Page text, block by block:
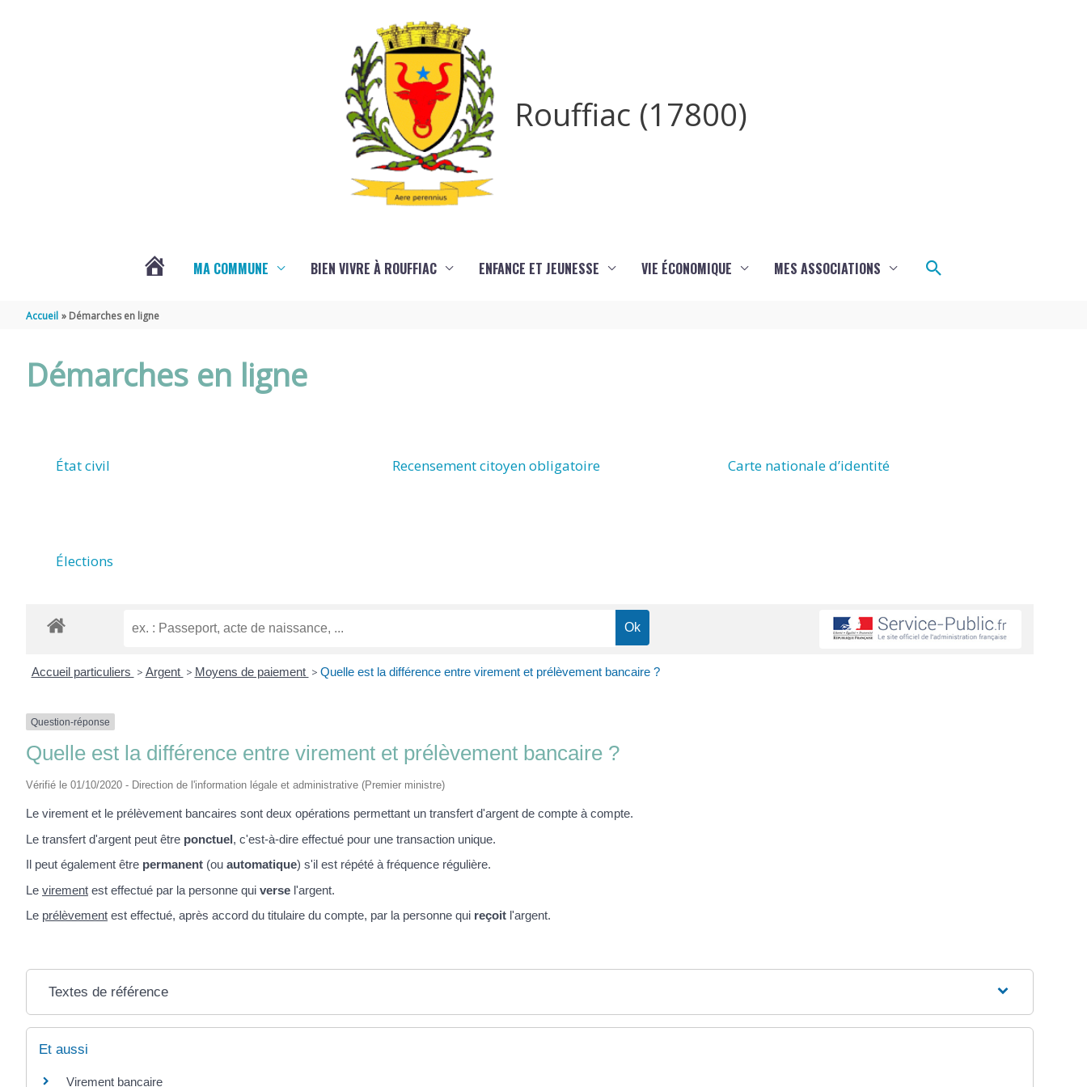
Rouffiac (17800)
MA COMMUNE BIEN VIVRE À ROUFFIAC ENFANCE ET JEUNESSE VIE ÉCONOMIQUE MES ASSOCIATIONS Rechercher
Accueil Démarches en ligne
Démarches en ligne
État civil Recensement citoyen obligatoire Carte nationale d’identité
Élections
Accueil particuliers > Argent > Moyens de paiement > Quelle est la différence entre virement et prélèvement bancaire ?
Question-réponse
Quelle est la différence entre virement et prélèvement bancaire ?
Vérifié le 01/10/2020 - Direction de l'information légale et administrative (Premier ministre)
Le virement et le prélèvement bancaires sont deux opérations permettant un transfert d'argent de compte à compte.
Le transfert d'argent peut être ponctuel, c'est-à-dire effectué pour une transaction unique.
Il peut également être permanent (ou automatique) s'il est répété à fréquence régulière.
Le virement est effectué par la personne qui verse l'argent.
Le prélèvement est effectué, après accord du titulaire du compte, par la personne qui reçoit l'argent.
Textes de référence
Et aussi
Virement bancaire